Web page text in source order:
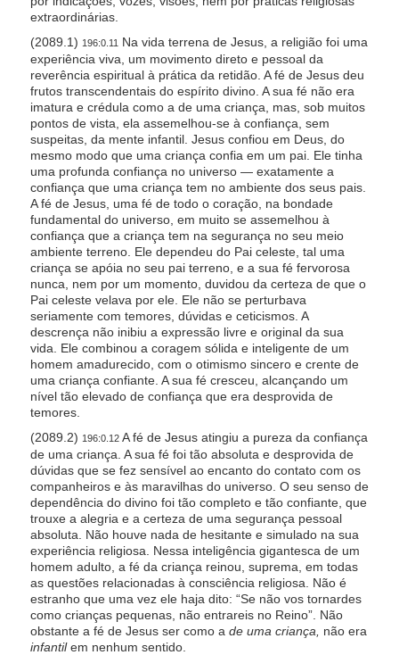
extraordinárias.
(2089.1) 196:0.11 Na vida terrena de Jesus, a religião foi uma
experiência viva, um movimento direto e pessoal da
reverência espiritual à prática da retidão. A fé de Jesus deu
frutos transcendentais do espírito divino. A sua fé não era
imatura e crédula como a de uma criança, mas, sob muitos
pontos de vista, ela assemelhou-se à confiança, sem
suspeitas, da mente infantil. Jesus confiou em Deus, do
mesmo modo que uma criança confia em um pai. Ele tinha
uma profunda confiança no universo — exatamente a
confiança que uma criança tem no ambiente dos seus pais.
A fé de Jesus, uma fé de todo o coração, na bondade
fundamental do universo, em muito se assemelhou à
confiança que a criança tem na segurança no seu meio
ambiente terreno. Ele dependeu do Pai celeste, tal uma
criança se apóia no seu pai terreno, e a sua fé fervorosa
nunca, nem por um momento, duvidou da certeza de que o
Pai celeste velava por ele. Ele não se perturbava
seriamente com temores, dúvidas e ceticismos. A
descrença não inibiu a expressão livre e original da sua
vida. Ele combinou a coragem sólida e inteligente de um
homem amadurecido, com o otimismo sincero e crente de
uma criança confiante. A sua fé cresceu, alcançando um
nível tão elevado de confiança que era desprovida de
temores.
(2089.2) 196:0.12A fé de Jesus atingiu a pureza da confiança
de uma criança. A sua fé foi tão absoluta e desprovida de
dúvidas que se fez sensível ao encanto do contato com os
companheiros e às maravilhas do universo. O seu senso de
dependência do divino foi tão completo e tão confiante, que
trouxe a alegria e a certeza de uma segurança pessoal
absoluta. Não houve nada de hesitante e simulado na sua
experiência religiosa. Nessa inteligência gigantesca de um
homem adulto, a fé da criança reinou, suprema, em todas
as questões relacionadas à consciência religiosa. Não é
estranho que uma vez ele haja dito: “Se não vos tornardes
como crianças pequenas, não entrareis no Reino”. Não
obstante a fé de Jesus ser como a de uma criança,
não era
infantilem nenhum sentido.